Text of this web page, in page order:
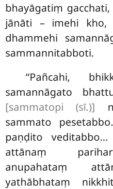
bhayāgatiṃ
jānāti – imehi kho,
dhammehi
sammannitabboti.
‘‘Pañcahi,
samannāgato
[sammatopi (sī.)]
sammato
paṇḍito
attānaṃ
anupahataṃ
yathābhataṃ